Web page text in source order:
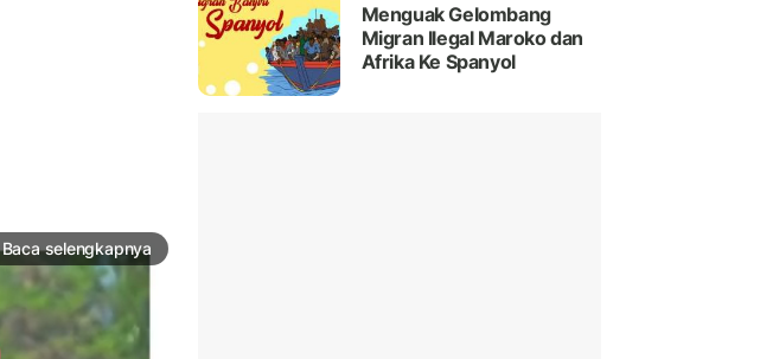
Baca selengkapnya
Menguak Gelombang
Migran Ilegal Maroko dan
Afrika Ke Spanyol